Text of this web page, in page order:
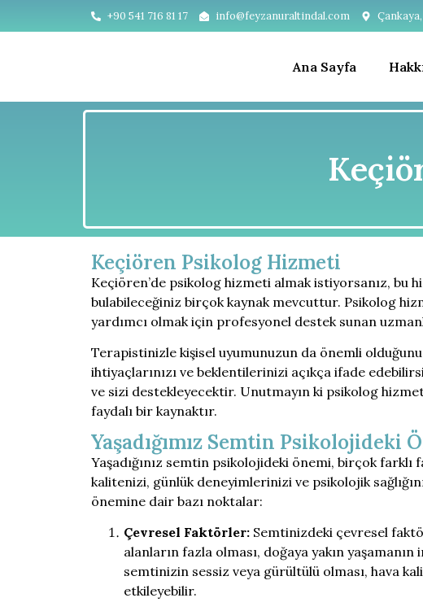
+90 541 716 81 17 info@feyzanuraltindal.com
Ana Sayfa
Keçiören Psikolog Hizmeti
Keçiören’de psikolog hizmeti almak istiyorsanız,
bulabileceğiniz birçok kaynak mevcuttur. Psikolog
yardımcı olmak için profesyonel destek sunan
Terapistinizle kişisel uyumunuzun da önemli
ihtiyaçlarınızı ve beklentilerinizi açıkça ifade
ve sizi destekleyecektir. Unutmayın ki psikolog
faydalı bir kaynaktır.
Yaşadığımız Semtin Psikolojideki
Yaşadığınız semtin psikolojideki önemi, birçok
kalitenizi, günlük deneyimlerinizi ve psikolojik
önemine dair bazı noktalar:
Çevresel Faktörler: Semtinizdeki çevresel
alanların fazla olması, doğaya yakın
semtinizin sessiz veya gürültülü olması, hava
etkileyebilir.